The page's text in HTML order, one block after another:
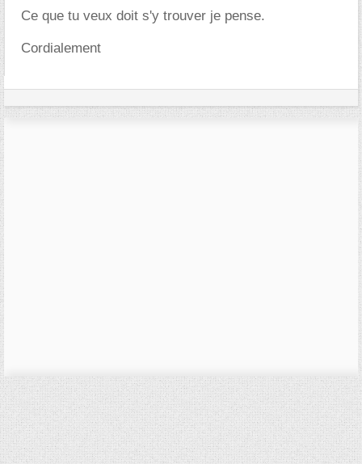
Ce que tu veux doit s'y trouver je pense.
Cordialement